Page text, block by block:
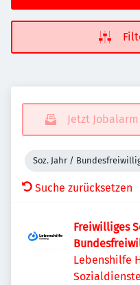
Jetzt
Soz. Jahr /
Suche zurücksetzen
Freiwilliges
Lebenshilfe